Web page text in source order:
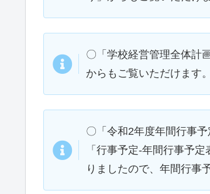
〇「学校経営管理全体計
からもご覧いただけます。
〇「令和2年度年間行事予
「行事予定-年間行事予
りましたので、年間行事